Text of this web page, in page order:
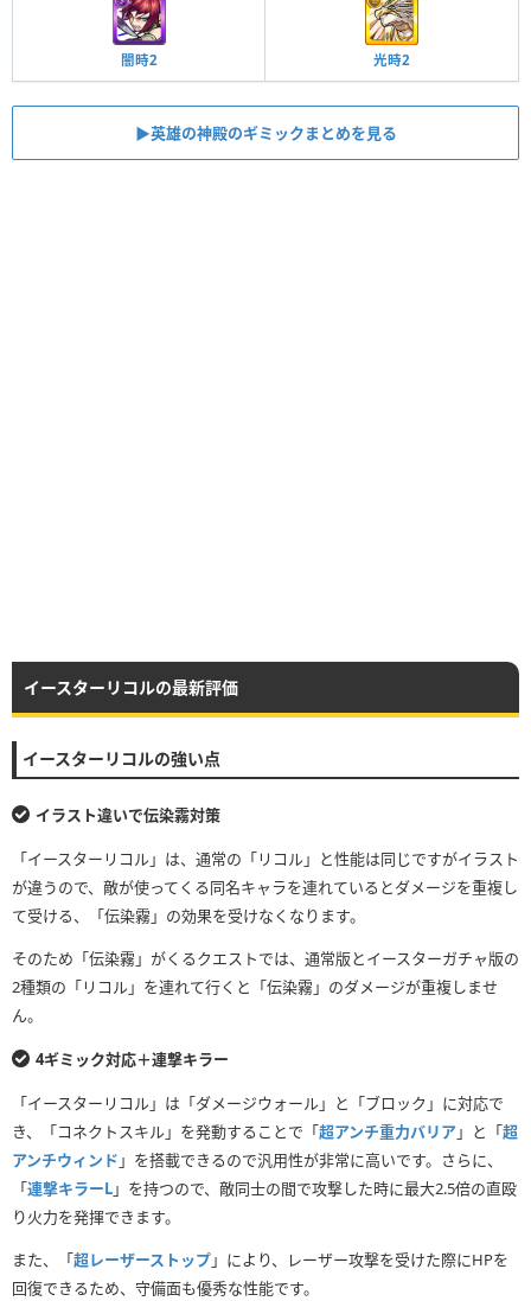
闇時2 光時2
▶︎英雄の神殿のギミックまとめを見る
イースターリコルの最新評価
イースターリコルの強い点
イラスト違いで伝染霧対策
「イースターリコル」は、通常の「リコル」と性能は同じですがイラスト
が違うので、敵が使ってくる同名キャラを連れているとダメージを重複し
て受ける、「伝染霧」の効果を受けなくなります。
そのため「伝染霧」がくるクエストでは、通常版とイースターガチャ版の
2種類の「リコル」を連れて行くと「伝染霧」のダメージが重複しませ
ん。
4ギミック対応＋連撃キラー
「イースターリコル」は「ダメージウォール」と「ブロック」に対応で
き、「コネクトスキル」を発動することで「超アンチ重力バリア」と「超
アンチウィンド 」を搭載できるので汎用性が非常に高いです。さらに、
「連撃キラーL」を持つので、敵同士の間で攻撃した時に最大2.5倍の直殴
り火力を発揮できます。
また、「超レーザーストップ」により、レーザー攻撃を受けた際にHPを
回復できるため、守備面も優秀な性能です。